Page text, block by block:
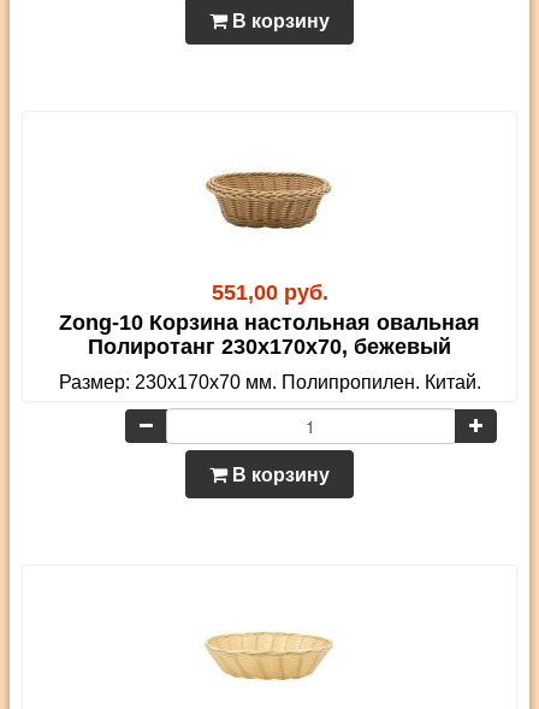
В корзину
551,00 руб.
Zong-10 Корзина настольная овальная
Полиротанг 230х170х70, бежевый
Размер: 230х170х70 мм. Полипропилен. Китай.
В корзину